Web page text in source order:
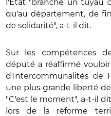
l'État "branche un tuyau
qu'au département, de
de solidarité", a-t-il dit.
Sur les compétences
député a réaffirmé
d'Intercommunalités de
une plus grande liberté
"C'est le moment", a-t-il
lors de la réforme